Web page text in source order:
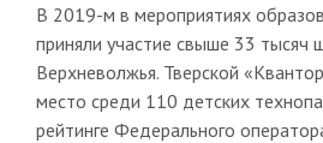
В 2019-м в мероприятиях
приняли участие свыше 33 тысяч
Верхневолжья. Тверской
место среди 110 детских
рейтинге Федерального